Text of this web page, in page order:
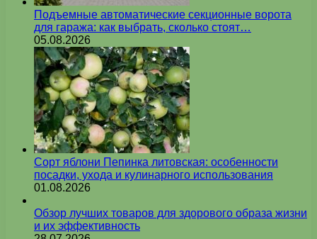
Подъемные автоматические секционные ворота
для гаража: как выбрать, сколько стоят…
05.08.2026
Сорт яблони Пепинка литовская: особенности
посадки, ухода и кулинарного использования
01.08.2026
Обзор лучших товаров для здорового образа жизни
и их эффективность